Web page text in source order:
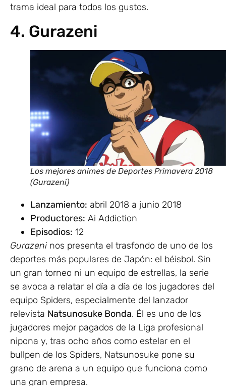
trama ideal para todos los gustos.
4. Gurazeni
Los mejores animes de Deportes Primavera 2018
(Gurazeni)
Lanzamiento: abril 2018 a junio 2018
Productores: Ai Addiction
Episodios: 12
Gurazeninos presenta el trasfondo de uno de los
deportes más populares de Japón: el béisbol. Sin
un gran torneo ni un equipo de estrellas, la serie
se avoca a relatar el día a día de los jugadores del
equipo Spiders, especialmente del lanzador
relevista Natsunosuke Bonda. Él es uno de los
jugadores mejor pagados de la Liga profesional
nipona y, tras ocho años como estelar en el
bullpen de los Spiders, Natsunosuke pone su
grano de arena a un equipo que funciona como
una gran empresa.